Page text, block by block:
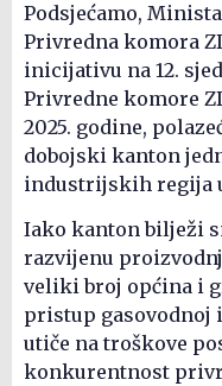
Podsjećamo,
Privredna komora
inicijativu na 12.
Privredne komore
2025. godine,
dobojski kanton
industrijskih regija
Iako kanton bilježi
razvijenu
veliki broj općina i
pristup
utiče na troškove
konkurentnost